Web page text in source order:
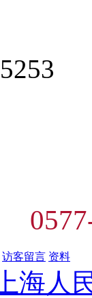
访客留言 资料
上海人